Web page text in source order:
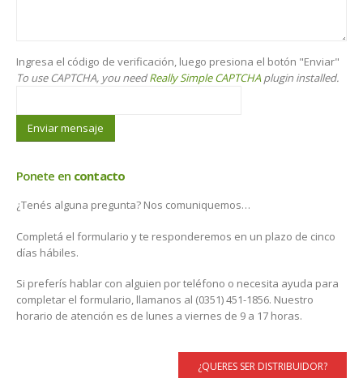
Ingresa el código de verificación, luego presiona el botón "Enviar"
To use CAPTCHA, you needReally Simple CAPTCHAplugin installed.
Ponete en contacto
¿Tenés alguna pregunta? Nos comuniquemos…
Completá el formulario y te responderemos en un plazo de cinco
días hábiles.
Si preferís hablar con alguien por teléfono o necesita ayuda para
completar el formulario, llamanos al (0351) 451-1856. Nuestro
horario de atención es de lunes a viernes de 9 a 17 horas.
¿QUERES SER DISTRIBUIDOR?